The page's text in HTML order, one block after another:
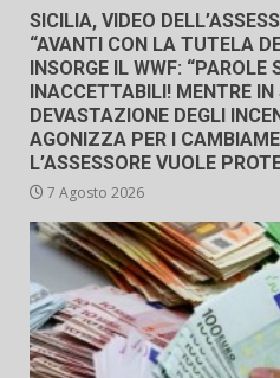
SICILIA, VIDEO
“AVANTI CON LA TUTELA
INSORGE IL WWF: “PAROLE
INACCETTABILI! MENTRE
DEVASTAZIONE DEGLI
AGONIZZA PER I
L’ASSESSORE VUOLE
7 Agosto 2026